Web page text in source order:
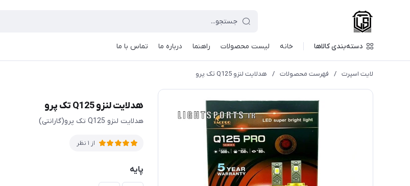
دسته‌بندی کالاها خانه لیست محصولات راهنما درباره ما تماس با ما
لایت اسپرت / فهرست محصولات / هدلایت لنزو Q125 تک پرو
هدلایت لنزو Q125 تک پرو
هدلایت لنزو Q125 تک پرو(گارانتی)
از 1 نظر
پایه